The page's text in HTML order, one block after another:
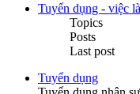
Tuyển dụng - việc
Topics
Posts
Last post
Tuyển dụng